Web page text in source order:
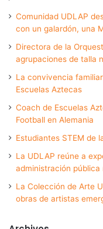
Comunidad UDLAP
con un galardón, una
Directora de la
agrupaciones de talla
La convivencia
Escuelas Aztecas
Coach de Escuelas
Football en Alemania
Estudiantes STEM de
La UDLAP reúne a
administración pública
La Colección de Arte
obras de artistas